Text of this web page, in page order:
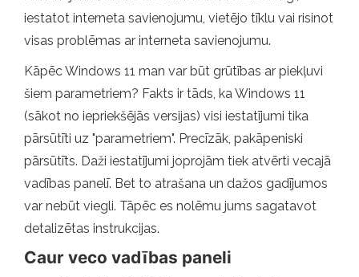
iestatot interneta savienojumu, vietējo tīklu vai risinot
visas problēmas ar interneta savienojumu.
Kāpēc Windows 11 man var būt grūtības ar piekļuvi
šiem parametriem? Fakts ir tāds, ka Windows 11
(sākot no iepriekšējās versijas) visi iestatījumi tika
pārsūtīti uz "parametriem". Precīzāk, pakāpeniski
pārsūtīts. Daži iestatījumi joprojām tiek atvērti vecajā
vadības panelī. Bet to atrašana un dažos gadījumos
var nebūt viegli. Tāpēc es nolēmu jums sagatavot
detalizētas instrukcijas.
Caur veco vadības paneli